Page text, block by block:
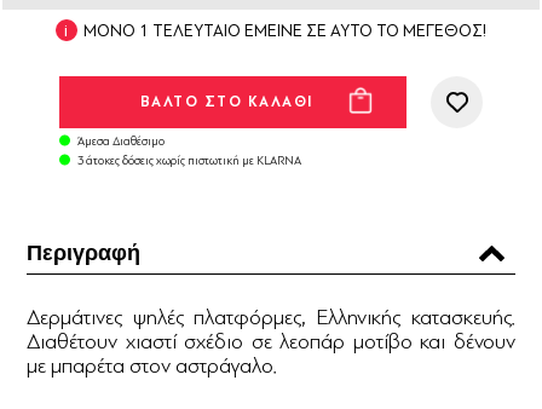
ΜΟΝΟ 1 ΤΕΛΕΥΤΑΙΟ ΕΜΕΙΝΕ ΣΕ ΑΥΤΟ ΤΟ ΜΕΓΕΘΟΣ!
Άμεσα Διαθέσιμο
3 άτοκες δόσεις χωρίς πιστωτική με KLARNA
Περιγραφή
Δερμάτινες ψηλές πλατφόρμες, Ελληνικής κατασκευής.
Διαθέτουν χιαστί σχέδιο σε λεοπάρ μοτίβο και δένουν
με μπαρέτα στον αστράγαλο.